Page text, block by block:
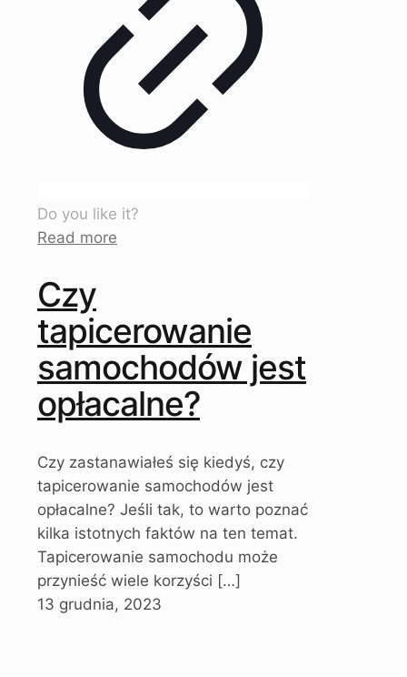
Do you like it?
Read more
Czy
tapicerowanie
samochodów jest
opłacalne?
Czy zastanawiałeś się kiedyś, czy
tapicerowanie samochodów jest
opłacalne? Jeśli tak, to warto poznać
kilka istotnych faktów na ten temat.
Tapicerowanie samochodu może
przynieść wiele korzyści […]
13 grudnia, 2023